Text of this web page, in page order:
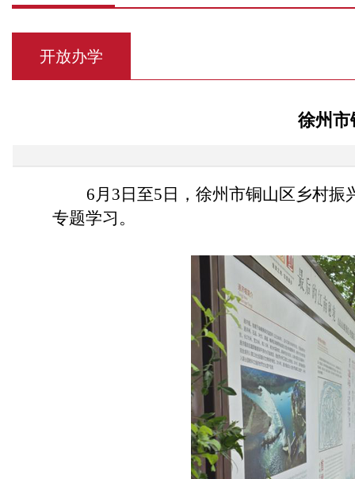
开放办学
徐州市
6月3日至5日，徐州市铜山区乡村
专题学习。